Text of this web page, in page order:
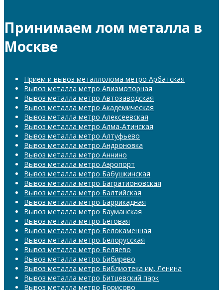
Принимаем лом металла в
Москве
Прием и вывоз металлолома метро Арбатская
Вывоз металла метро Авиамоторная
Вывоз металла метро Автозаводская
Вывоз металла метро Академическая
Вывоз металла метро Алексеевская
Вывоз металла метро Алма-Атинская
Вывоз металла метро Алтуфьево
Вывоз металла метро Андроновка
Вывоз металла метро Аннино
Вывоз металла метро Аэропорт
Вывоз металла метро Бабушкинская
Вывоз металла метро Багратионовская
Вывоз металла метро Балтийская
Вывоз металла метро Баррикадная
Вывоз металла метро Бауманская
Вывоз металла метро Беговая
Вывоз металла метро Белокаменная
Вывоз металла метро Белорусская
Вывоз металла метро Беляево
Вывоз металла метро Бибирево
Вывоз металла метро Библиотека им. Ленина
Вывоз металла метро Битцевский парк
Вывоз металла метро Борисово